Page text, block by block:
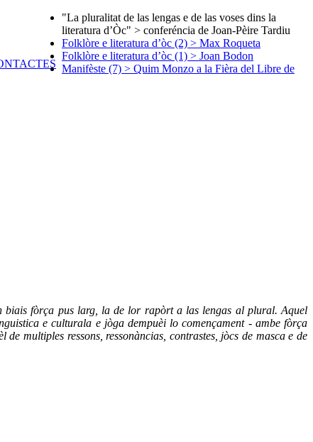
"La pluralitat de las lengas e de las voses dins la
literatura d’Òc" > conferéncia de Joan-Pèire Tardiu
Folklòre e literatura d’òc (2) > Max Roqueta
Folklòre e literatura d’òc (1) > Joan Bodon
Manifèste (7) > Quim Monzo a la Fièra del Libre de
biais fòrça pus larg, la de lor rapòrt a las lengas al plural. Aquel
e culturala e jòga dempuèi lo començament - ambe fòrça
multiples ressons, ressonàncias, contrastes, jòcs de masca e de